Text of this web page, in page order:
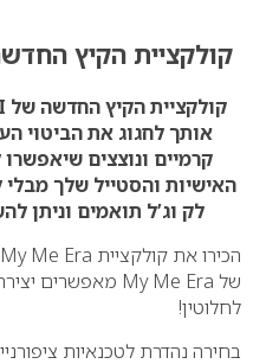
קולקציית הקיץ
קרמיים ונוצצים
האישיות והסטייל שלך מבלי
לק וג’ל תואמים וניתן
הכירו את קולקציית My Me Era של OPI!
של My Me Era מאפשרים יצירת מראות ציפורניים
לחלוטין!
בחירה נהדרת לטכנאיות